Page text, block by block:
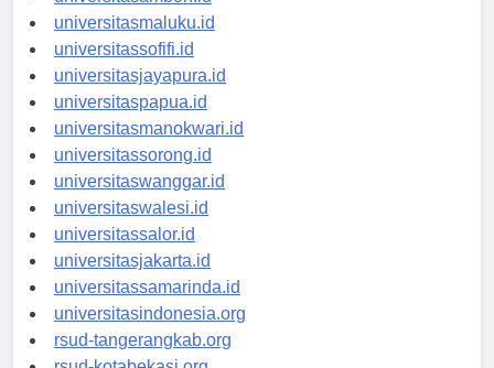
universitasambon.id
universitasmaluku.id
universitassofifi.id
universitasjayapura.id
universitaspapua.id
universitasmanokwari.id
universitassorong.id
universitaswanggar.id
universitaswalesi.id
universitassalor.id
universitasjakarta.id
universitassamarinda.id
universitasindonesia.org
rsud-tangerangkab.org